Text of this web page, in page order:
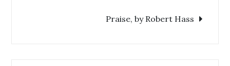
Praise, by Robert Hass